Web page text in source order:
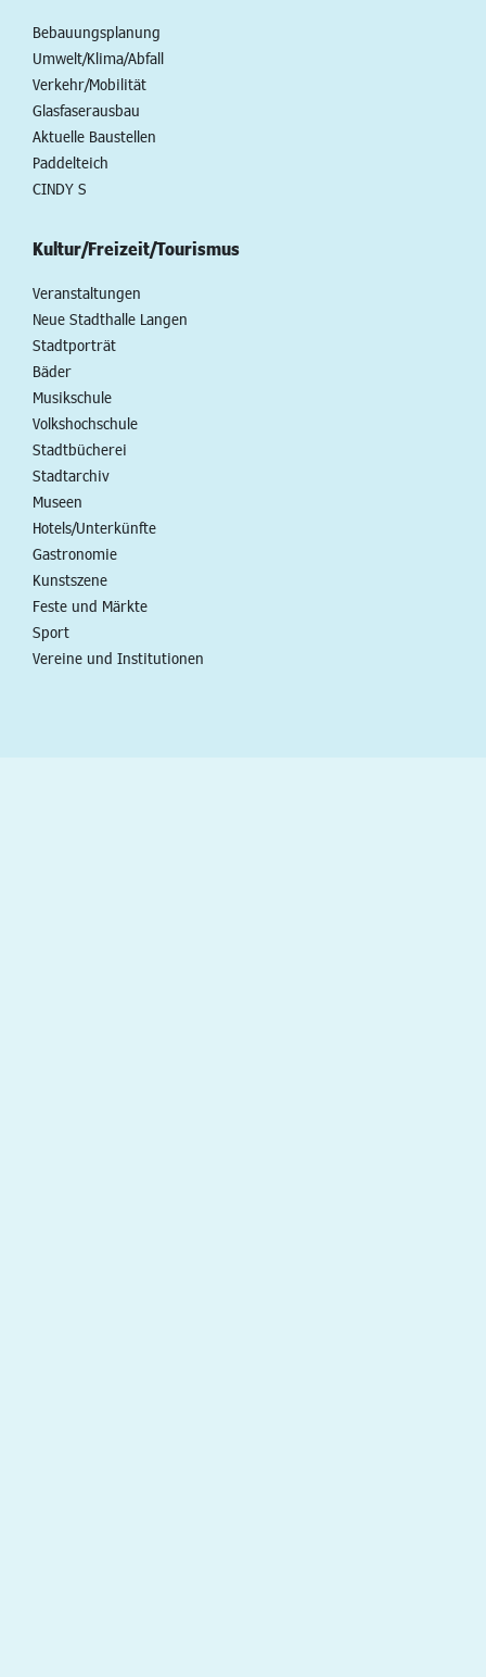
Bebauungsplanung
Umwelt/Klima/Abfall
Verkehr/Mobilität
Glasfaserausbau
Aktuelle Baustellen
Paddelteich
CINDY S
Kultur/Freizeit/Tourismus
Veranstaltungen
Neue Stadthalle Langen
Stadtporträt
Bäder
Musikschule
Volkshochschule
Stadtbücherei
Stadtarchiv
Museen
Hotels/Unterkünfte
Gastronomie
Kunstszene
Feste und Märkte
Sport
Vereine und Institutionen